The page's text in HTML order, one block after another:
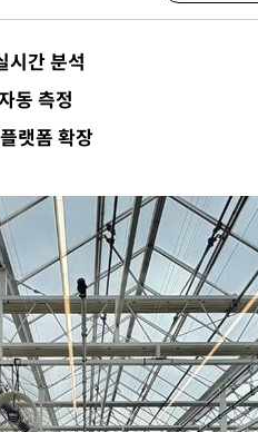
무부 대변인
적 포착
라하라 격파
꺾인다"
최대 위협"
위해 불가피"
관 등 압수수
8월 중 예
실
어
개장
시간 분석
동 측정
랫폼 확장